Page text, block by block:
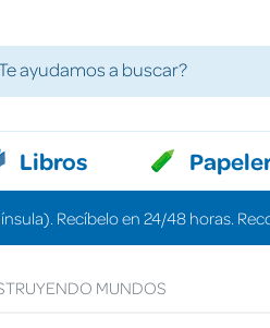
Libros
Recíbelo en 24/48 horas.
MUNDOS